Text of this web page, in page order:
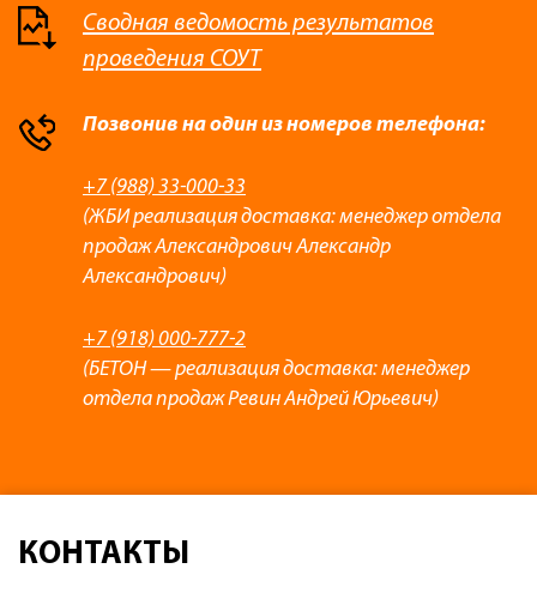
Сводная ведомость результатов
проведения СОУТ
Позвонив на один из номеров телефона:
+7 (988) 33-000-33
(ЖБИ реализация доставка: менеджер отдела
продаж Александрович Александр
Александрович)
+7 (918) 000-777-2
(БЕТОН — реализация доставка: менеджер
отдела продаж Ревин Андрей Юрьевич)
КОНТАКТЫ